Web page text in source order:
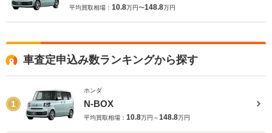
平均買取相場： 10.8万円〜148.8万円
車査定申込み数ランキングから探す
1
ホンダ
N-BOX
平均買取相場： 10.8万円～148.8万円